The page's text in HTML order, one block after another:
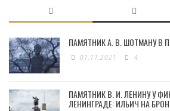
ПАМЯТНИК А. В. ШОТМАНУ В
01.11.2021 4
ПАМЯТНИК В. И. ЛЕНИНУ У
ЛЕНИНГРАДЕ: ИЛЬИЧ НА